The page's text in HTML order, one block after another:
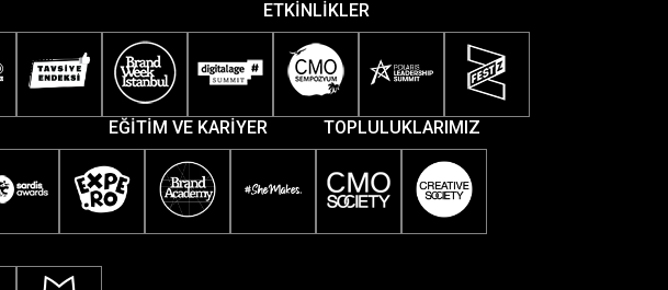
ETKİNLİKLER
EĞİTİM VE KARİYER TOPLULUKLARIMIZ